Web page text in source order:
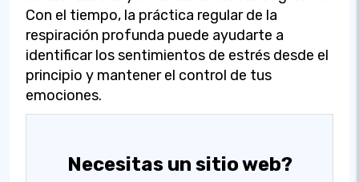
Con el tiempo, la práctica regular de la
respiración profunda puede ayudarte a
identificar los sentimientos de estrés desde el
principio y mantener el control de tus
emociones.
Necesitas un sitio web?